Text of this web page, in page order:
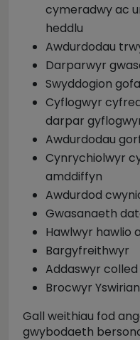
cymeradwy ac
heddlu
Awdurdodau
Darparwyr
Swyddogion
Cyflogwyr
darpar
Awdurdodau
Cynrychiolwyr
amddiffyn
Awdurdod
Gwasanaeth
Hawlwyr hawlio
Bargyfreithwyr
Addaswyr colled
Brocwyr
Gall weithiau fod
gwybodaeth